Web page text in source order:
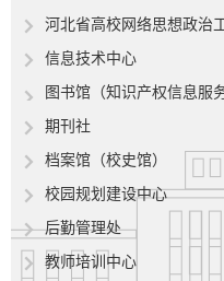
河北省高校网络思想政治
信息技术中心
图书馆 （知识产权信息服
期刊社
档案馆（校史馆）
校园规划建设中心
后勤管理处
教师培训中心